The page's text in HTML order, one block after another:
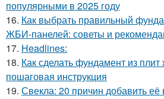
популярными в 2025 году
16. Как выбрать правильный
ЖБИ-панелей: советы и
17. Headlines:
18. Как сделать фундамент из
пошаговая инструкция
19. Свекла: 20 причин добавить её